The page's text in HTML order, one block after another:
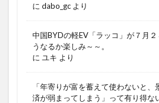
に dabo_gc より
中国BYDの軽EV「ラッコ」が７月
うなるか楽しみ～～。
に ユキ より
「年寄りが富を蓄えて使わないと
済が弱まってしまう」って有り得な